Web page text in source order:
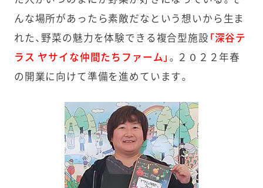
んな場所があったら素敵だなという想いから生ま
れた、野菜の魅力を体験できる複合型施設 「深谷テ
ラス ヤサイな仲間たちファーム」 。２０２２年春
の開業に向けて準備を進めています。